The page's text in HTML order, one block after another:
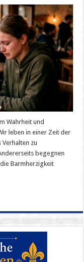
Wahrheit und
leben in einer Zeit der
Verhalten zu
begegnen
Barmherzigkeit